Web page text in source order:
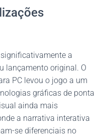
a
lançamento original. O
PC levou o jogo a um
gráficas de ponta
ainda mais
a narrativa interativa
se diferenciais no